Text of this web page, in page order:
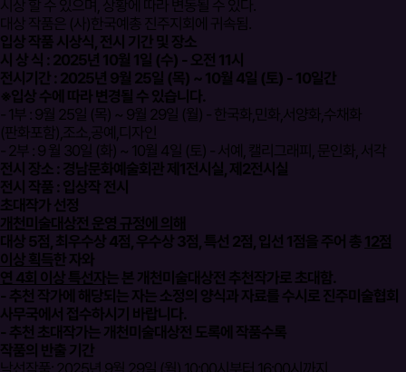
시상 할 수 있으며, 상황에 따라 변동될 수 있다.
대상 작품은 (사)한국예총 진주지회에 귀속됨.
입상 작품 시상식, 전시 기간 및 장소
시 상 식 : 2025년 10월 1일 (수) - 오전 11시
전시기간 : 2025년 9월 25일 (목) ~ 10월 4일 (토) - 10일간
※입상 수에 따라 변경될 수 있습니다.
- 1부 : 9월 25일 (목) ~ 9월 29일 (월) - 한국화,민화,서양화,수채화
(판화포함),조소,공예,디자인
- 2부 : 9 월 30일 (화) ~ 10월 4일 (토) - 서예, 캘리그래피, 문인화, 서각
전시 장소 : 경남문화예술회관 제1전시실, 제2전시실
전시 작품 : 입상작 전시
초대작가 선정
개천미술대상전 운영 규정에 의해
대상 5점, 최우수상 4점, 우수상 3점, 특선 2점, 입선 1점을 주어 총 12점
이상 획득한 자와
연 4회 이상 특선자는 본 개천미술대상전 추천작가로 초대함.
- 추천 작가에 해당되는 자는 소정의 양식과 자료를 수시로 진주미술협회
사무국에서 접수하시기 바랍니다.
- 추천 초대작가는 개천미술대상전 도록에 작품수록
작품의 반출 기간
낙선작품: 2025년 9월 29일 (월) 10:00시부터 16:00시까지